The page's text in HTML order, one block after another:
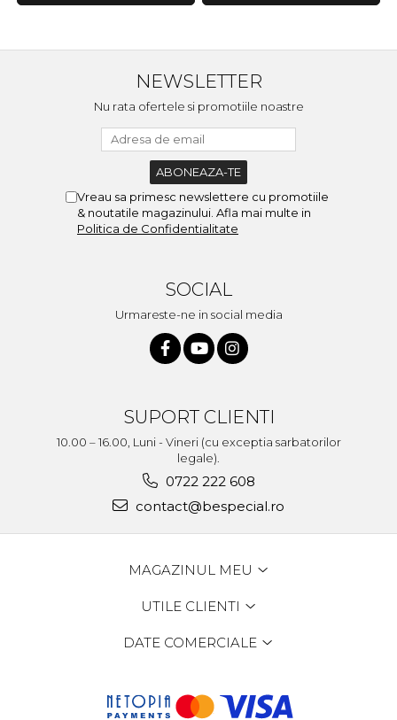
NEWSLETTER
Nu rata ofertele si promotiile noastre
Vreau sa primesc newslettere cu promotiile
& noutatile magazinului. Afla mai multe in
Politica de Confidentialitate
SOCIAL
Urmareste-ne in social media
SUPORT CLIENTI
10.00 – 16.00, Luni - Vineri (cu exceptia sarbatorilor
legale).
0722 222 608
contact@bespecial.ro
MAGAZINUL MEU
UTILE CLIENTI
DATE COMERCIALE